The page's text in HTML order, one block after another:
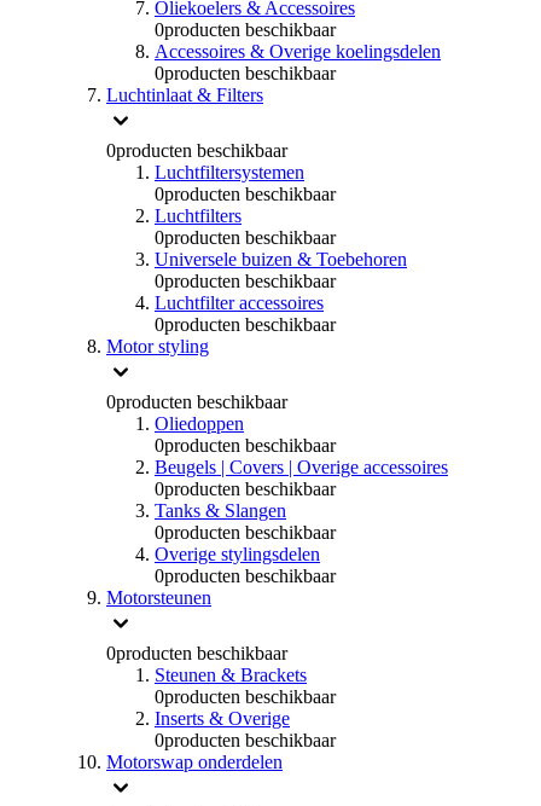
Oliekoelers & Accessoires
0producten beschikbaar
Accessoires & Overige koelingsdelen
0producten beschikbaar
Luchtinlaat & Filters
0producten beschikbaar
Luchtfiltersystemen
0producten beschikbaar
Luchtfilters
0producten beschikbaar
Universele buizen & Toebehoren
0producten beschikbaar
Luchtfilter accessoires
0producten beschikbaar
Motor styling
0producten beschikbaar
Oliedoppen
0producten beschikbaar
Beugels | Covers | Overige accessoires
0producten beschikbaar
Tanks & Slangen
0producten beschikbaar
Overige stylingsdelen
0producten beschikbaar
Motorsteunen
0producten beschikbaar
Steunen & Brackets
0producten beschikbaar
Inserts & Overige
0producten beschikbaar
Motorswap onderdelen